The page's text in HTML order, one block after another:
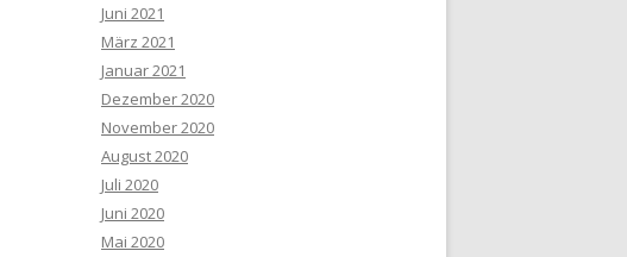
Juni 2021
März 2021
Januar 2021
Dezember 2020
November 2020
August 2020
Juli 2020
Juni 2020
Mai 2020